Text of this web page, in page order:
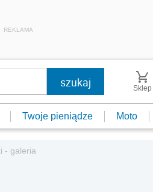
REKLAMA
Sklep
Twoje pieniądze Moto
- galeria